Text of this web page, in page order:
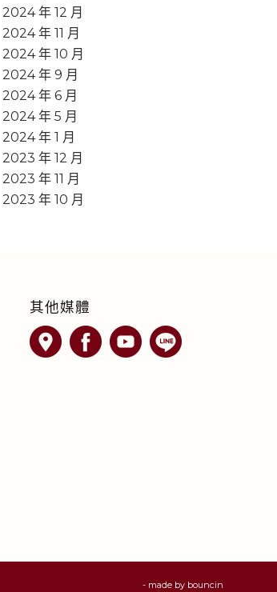
2024 年 12 月
2024 年 11 月
2024 年 10 月
2024 年 9 月
2024 年 6 月
2024 年 5 月
2024 年 1 月
2023 年 12 月
2023 年 11 月
2023 年 10 月
其他媒體
- made by bouncin